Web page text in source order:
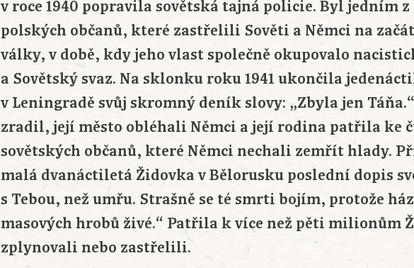
v roce 1940 popravila sovětská tajná policie. Byl jedním
polských občanů, které zastřelili Sověti a Němci na
války, v době, kdy jeho vlast společně okupovalo
a Sovětský svaz. Na sklonku roku 1941 ukončila
v Leningradě svůj skromný deník slovy: „Zbyla jen
zradil, její město obléhali Němci a její rodina patřila ke
sovětských občanů, které Němci nechali zemřít hlady.
malá dvanáctiletá Židovka v Bělorusku poslední dopis
s Tebou, než umřu. Strašně se té smrti bojím, protože
masových hrobů živé.“ Patřila k více než pěti milionům
zplynovali nebo zastřelili.